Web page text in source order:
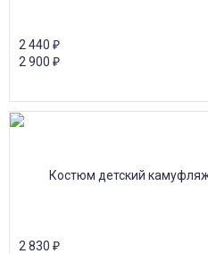
2 440 ₽
2 900 ₽
2 830 ₽